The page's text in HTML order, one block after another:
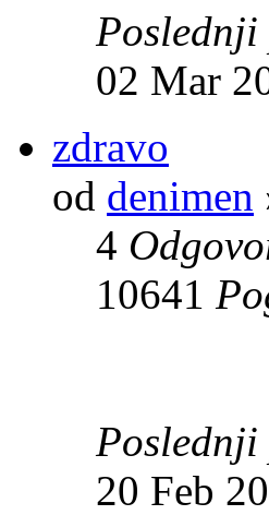
Poslednji
02 Mar
zdravo
od denimen
4
10641
Poslednji
20 Feb